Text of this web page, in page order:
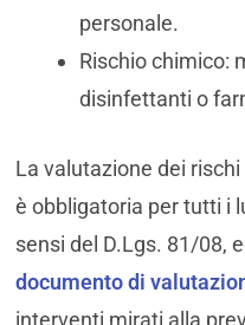
personale.
Rischio chimico:
disinfettanti o
La valutazione dei
è obbligatoria per tutti i
sensi del D.Lgs. 81/08,
documento di